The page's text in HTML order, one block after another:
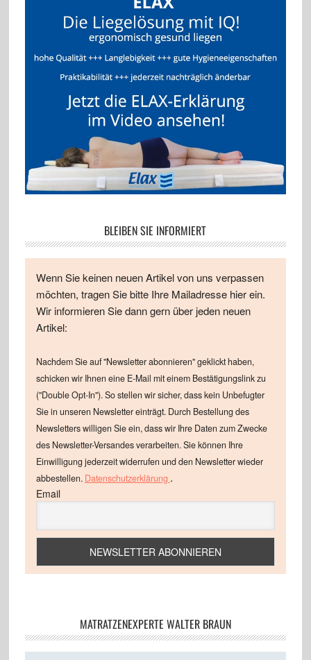
BLEIBEN SIE INFORMIERT
Wenn Sie keinen neuen Artikel von uns verpassen
möchten, tragen Sie bitte Ihre Mailadresse hier ein.
Wir informieren Sie dann gern über jeden neuen
Artikel:
Nachdem Sie auf "Newsletter abonnieren" geklickt haben,
schicken wir Ihnen eine E-Mail mit einem Bestätigungslink zu
("Double Opt-In"). So stellen wir sicher, dass kein Unbefugter
Sie in unseren Newsletter einträgt. Durch Bestellung des
Newsletters willigen Sie ein, dass wir Ihre Daten zum Zwecke
des Newsletter-Versandes verarbeiten. Sie können Ihre
Einwilligung jederzeit widerrufen und den Newsletter wieder
abbestellen. Datenschutzerklärung .
Email
MATRATZENEXPERTE WALTER BRAUN